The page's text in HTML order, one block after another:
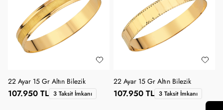
22 Ayar 15 Gr Altın Bilezik
107.950 TL 3 Taksit İmkanı
22 Ayar 15 Gr Altın Bilezik
107.950 TL 3 Taksit İmkanı